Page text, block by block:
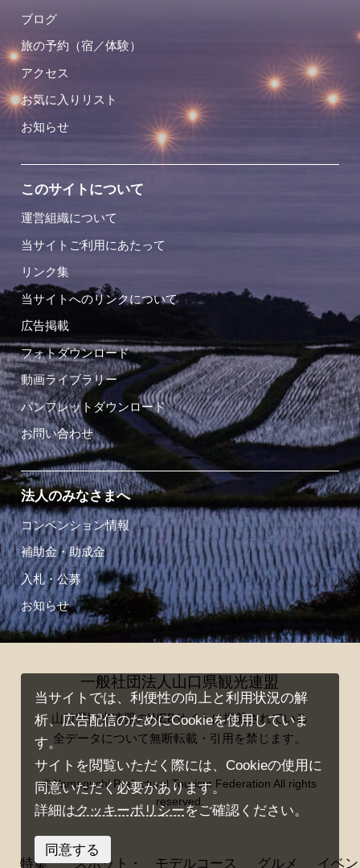
ブログ
旅の予約（宿／体験）
アクセス
お気に入りリスト
お知らせ
このサイトについて
運営組織について
当サイトご利用にあたって
リンク集
当サイトへのリンクについて
広告掲載
フォトダウンロード
動画ライブラリー
パンフレットダウンロード
お問い合わせ
法人のみなさまへ
コンベンション情報
補助金・助成金
入札・公募
お知らせ
一般社団法人山口県観光連盟
山口県観光連盟のWEBサイトに掲載されている
全データについて無断転載・引用を禁じます。
© Yamaguchi Prefectural Tourism Federation All rights
reserved.
特集 スポット・ モデルコース グルメ イベ
当サイトでは、利便性の向上と利用状況の解
析、広告配信のためにCookieを使用していま
す。
サイトを閲覧いただく際には、Cookieの使用に
同意いただく必要があります。
詳細はクッキーポリシーをご確認ください。
同意する